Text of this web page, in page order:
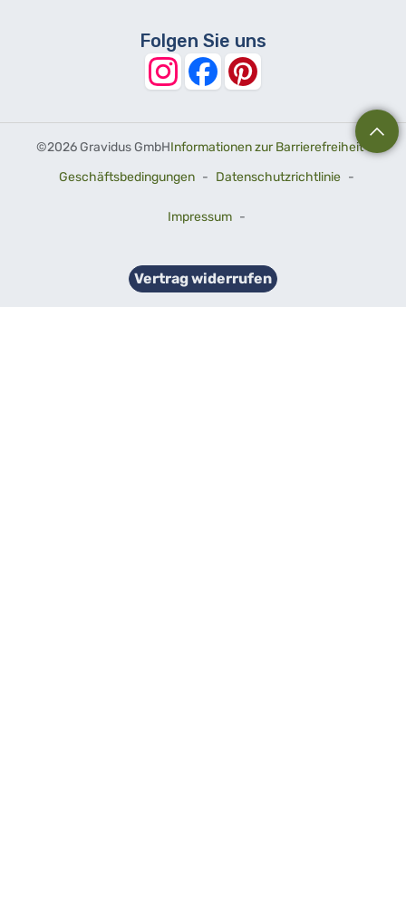
Folgen Sie uns
©2026 Gravidus GmbHInformationen zur Barrierefreiheit-
Geschäftsbedingungen - Datenschutzrichtlinie -
Impressum -
Vertrag widerrufen